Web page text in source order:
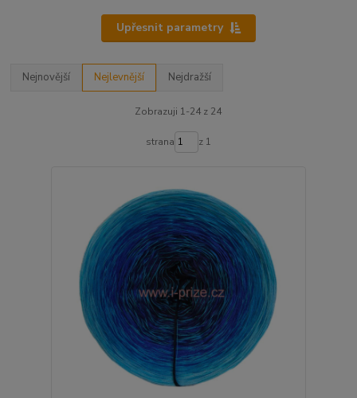
Upřesnit parametry
Nejnovější Nejlevnější Nejdražší
Zobrazuji 1-24 z 24
strana z 1